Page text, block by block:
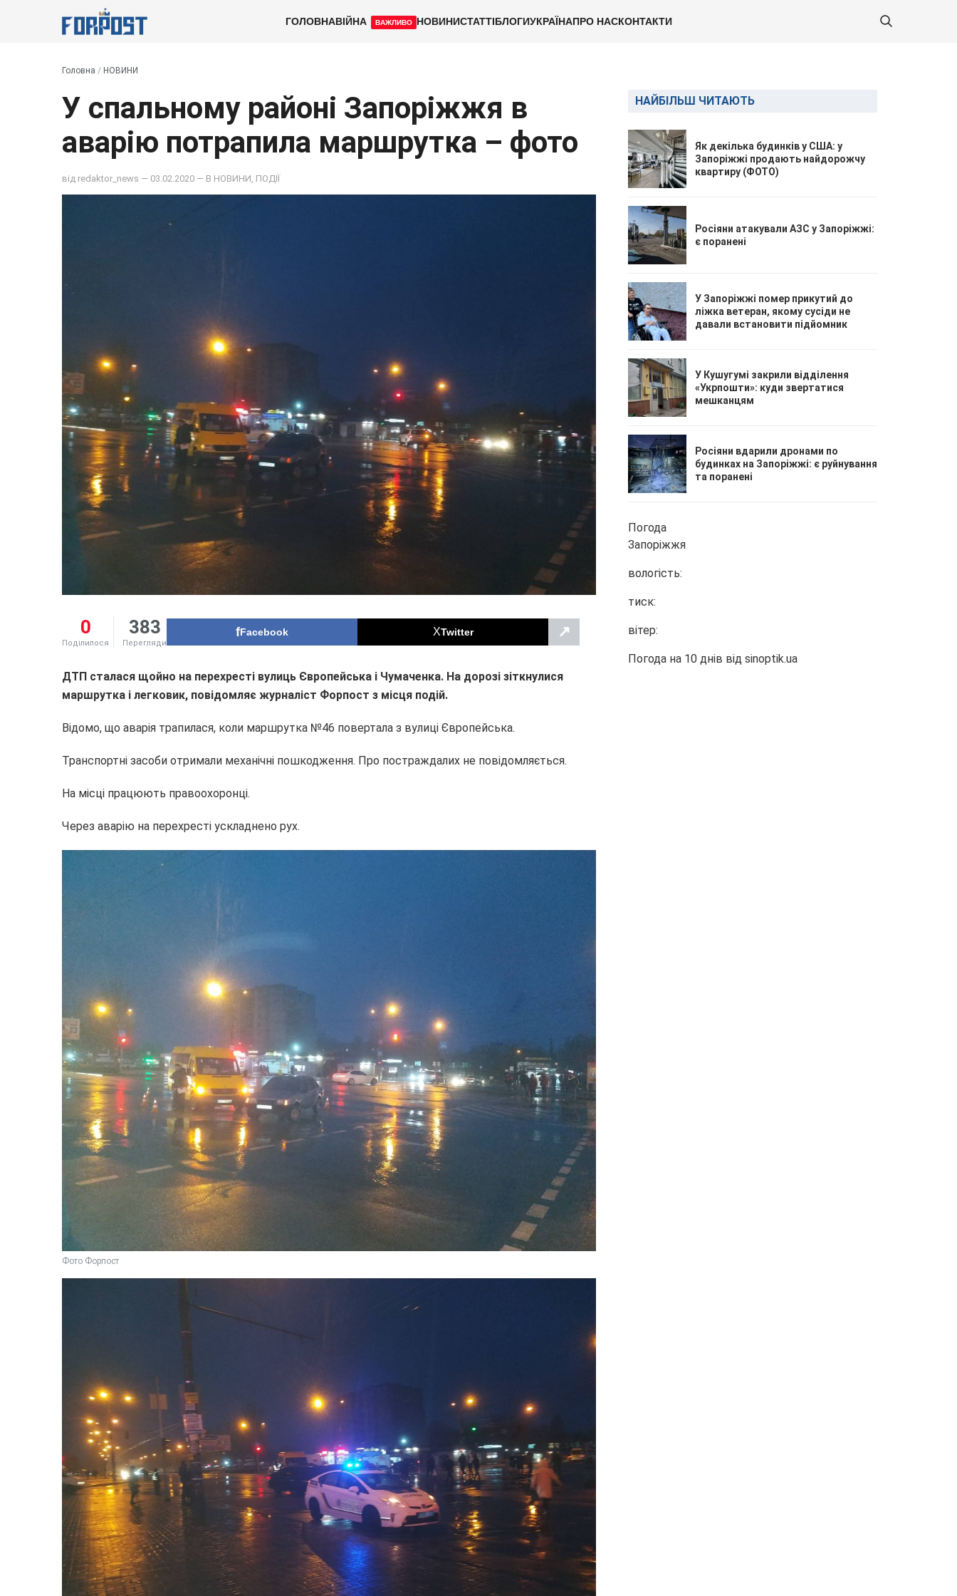
ГОЛОВНАВІЙНА ВАЖЛИВО НОВИНИСТАТТІБЛОГИУКРАЇНАПРО НАСКОНТАКТИ
Головна / НОВИНИ
У спальному районі Запоріжжя в
аварію потрапила маршрутка – фото
від redaktor_news — 03.02.2020 — В НОВИНИ ПОДІЇ
0
Поділилося
383
Перегляди
Facebook Twitter ↗
ДТП сталася щойно на перехресті вулиць Європейська і Чумаченка. На дорозі зіткнулися
маршрутка і легковик, повідомляє журналіст Форпост з місця подій.
Відомо, що аварія трапилася, коли маршрутка №46 повертала з вулиці Європейська.
Транспортні засоби отримали механічні пошкодження. Про постраждалих не повідомляється.
На місці працюють правоохоронці.
Через аварію на перехресті ускладнено рух.
Фото Форпост
НАЙБІЛЬШ ЧИТАЮТЬ
Як декілька будинків у США: у
Запоріжжі продають найдорожчу
квартиру (ФОТО)
Росіяни атакували АЗС у Запоріжжі:
є поранені
У Запоріжжі помер прикутий до
ліжка ветеран, якому сусіди не
давали встановити підйомник
У Кушугумі закрили відділення
«Укрпошти»: куди звертатися
мешканцям
Росіяни вдарили дронами по
будинках на Запоріжжі: є руйнування
та поранені
Погода
Запоріжжя
вологість:
тиск:
вітер:
Погода на 10 днів від sinoptik.ua